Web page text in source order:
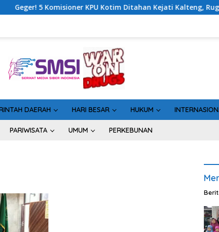
KPU Kotim Ditahan Kejati Kalteng, Rugikan Negara
DAERAH HARI BESAR HUKUM
PARIWISATA UMUM PERKEBUNAN